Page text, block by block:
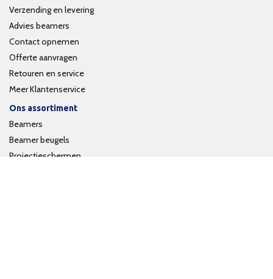
Verzending en levering
Advies beamers
Contact opnemen
Offerte aanvragen
Retouren en service
Meer Klantenservice
Ons assortiment
Beamers
Beamer beugels
Projectieschermen